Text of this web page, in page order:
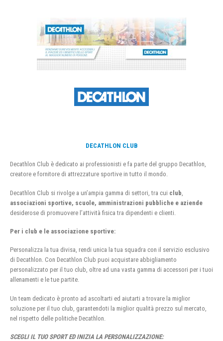
DECATHLON CLUB
Decathlon Club è dedicato ai professionisti e fa parte del gruppo Decathlon,
creatore e fornitore di attrezzature sportive in tutto il mondo.
Decathlon Club si rivolge a un’ampia gamma di settori, tra cui club
associazioni sportive, scuole, amministrazioni pubbliche e aziende
desiderose di promuovere l’attività fisica tra dipendenti e clienti.
Per i club e le associazione sportive:
Personalizza la tua divisa, rendi unica la tua squadra con il servizio esclusivo
di Decathlon. Con Decathlon Club puoi acquistare abbigliamento
personalizzato per il tuo club, oltre ad una vasta gamma di accessori per i tuoi
allenamenti e le tue partite.
Un team dedicato è pronto ad ascoltarti ed aiutarti a trovare la miglior
soluzione per il tuo club, garantendoti la miglior qualità prezzo sul mercato,
nel rispetto delle politiche Decathlon.
SCEGLI IL TUO SPORT ED INIZIA LA PERSONALIZZAZIONE: